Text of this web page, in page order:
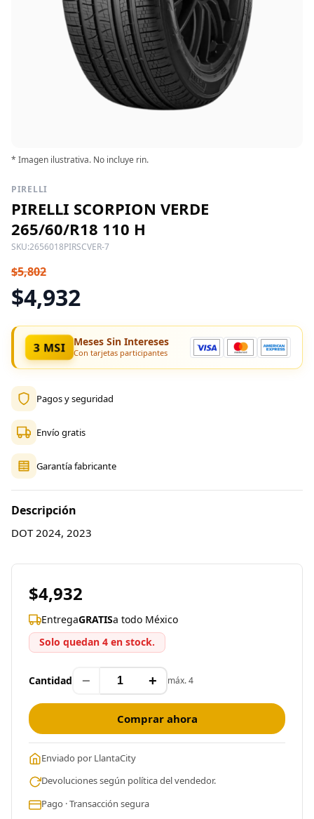
* Imagen ilustrativa. No incluye rin.
PIRELLI
PIRELLI SCORPION VERDE
265/60/R18 110 H
SKU:2656018PIRSCVER-7
$5,802
$4,932
3 MSI Meses Sin Intereses
Con tarjetas participantes
Pagos y seguridad
Envío gratis
Garantía fabricante
Descripción
DOT 2024, 2023
$4,932
EntregaGRATISa todo México
Solo quedan 4 en stock.
Cantidad − + máx. 4
Comprar ahora
Enviado por LlantaCity
Devoluciones según política del vendedor.
Pago · Transacción segura